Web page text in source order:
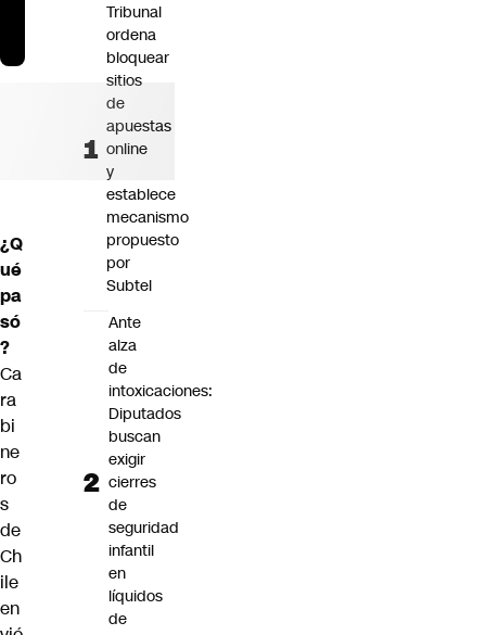
¿Q
ué
pa
só
?
Ca
ra
bi
ne
ro
s
de
Ch
ile
en
Tribunal
ordena
bloquear
sitios
de
apuestas
online
y
establece
mecanismo
propuesto
por
Subtel
Ante
alza
de
intoxicaciones:
Diputados
buscan
exigir
cierres
de
seguridad
infantil
en
líquidos
de